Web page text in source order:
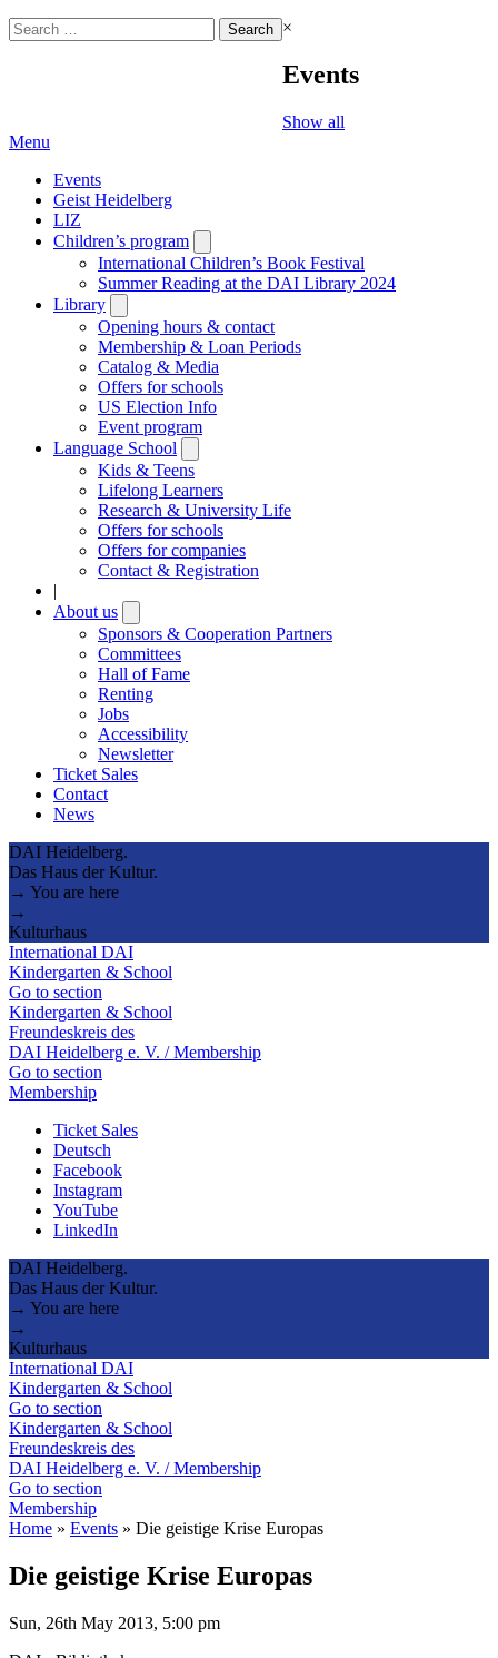
Search
for:
×
Events
Show all
Menu
Events
Geist Heidelberg
LIZ
Children’s program
submenu
International Children’s Book Festival
Summer Reading at the DAI Library 2024
Library
submenu
Opening hours & contact
Membership & Loan Periods
Catalog & Media
Offers for schools
US Election Info
Event program
Language School
submenu
Kids & Teens
Lifelong Learners
Research & University Life
Offers for schools
Offers for companies
Contact & Registration
|
About us
submenu
Sponsors & Cooperation Partners
Committees
Hall of Fame
Renting
Jobs
Accessibility
Newsletter
Ticket Sales
Contact
News
DAI Heidelberg.
Das Haus der Kultur.
→ You are here
→
Kulturhaus
International DAI
Kindergarten & School
Go to section
Kindergarten & School
Freundeskreis des
DAI Heidelberg e. V. / Membership
Go to section
Membership
Ticket Sales
Deutsch
Facebook
Instagram
YouTube
LinkedIn
DAI Heidelberg.
Das Haus der Kultur.
→ You are here
→
Kulturhaus
International DAI
Kindergarten & School
Go to section
Kindergarten & School
Freundeskreis des
DAI Heidelberg e. V. / Membership
Go to section
Membership
Home » Events » Die geistige Krise Europas
Die geistige Krise Europas
Sun, 26th May 2013, 5:00 pm